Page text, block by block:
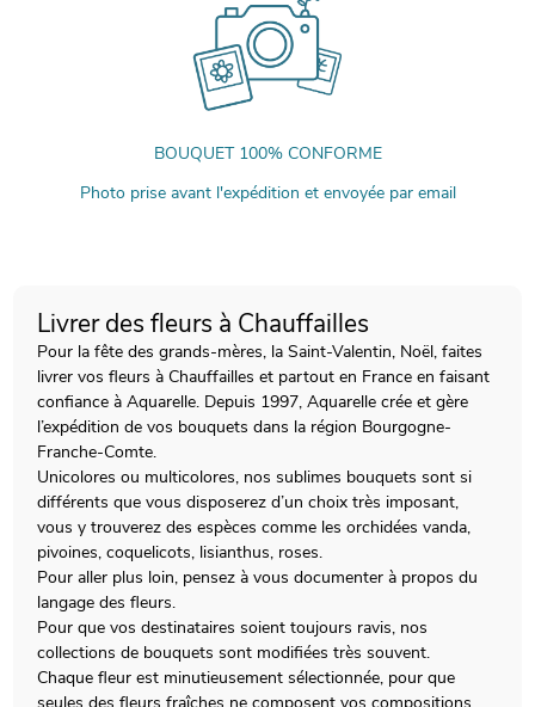
BOUQUET 100% CONFORME
Photo prise avant l'expédition et envoyée par email
Livrer des fleurs à Chauffailles
Pour la fête des grands-mères, la Saint-Valentin, Noël, faites
livrer vos fleurs à Chauffailles et partout en France en faisant
confiance à Aquarelle. Depuis 1997, Aquarelle crée et gère
l’expédition de vos bouquets dans la région Bourgogne-
Franche-Comte.
Unicolores ou multicolores, nos sublimes bouquets sont si
différents que vous disposerez d’un choix très imposant,
vous y trouverez des espèces comme les orchidées vanda,
pivoines, coquelicots, lisianthus, roses.
Pour aller plus loin, pensez à vous documenter à propos du
langage des fleurs.
Pour que vos destinataires soient toujours ravis, nos
collections de bouquets sont modifiées très souvent.
Chaque fleur est minutieusement sélectionnée, pour que